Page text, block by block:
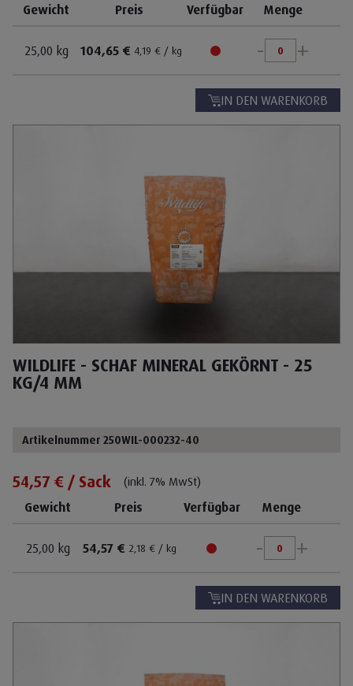
Gewicht Preis Verfügbar Menge
25,00 kg 104,65 € 4,19 € / kg - +
IN DEN WARENKORB
WILDLIFE - SCHAF MINERAL GEKÖRNT - 25
KG/4 MM
Artikelnummer 250WIL-000232-40
54,57 € / Sack (inkl. 7% MwSt)
Gewicht Preis Verfügbar Menge
25,00 kg 54,57 € 2,18 € / kg - +
IN DEN WARENKORB